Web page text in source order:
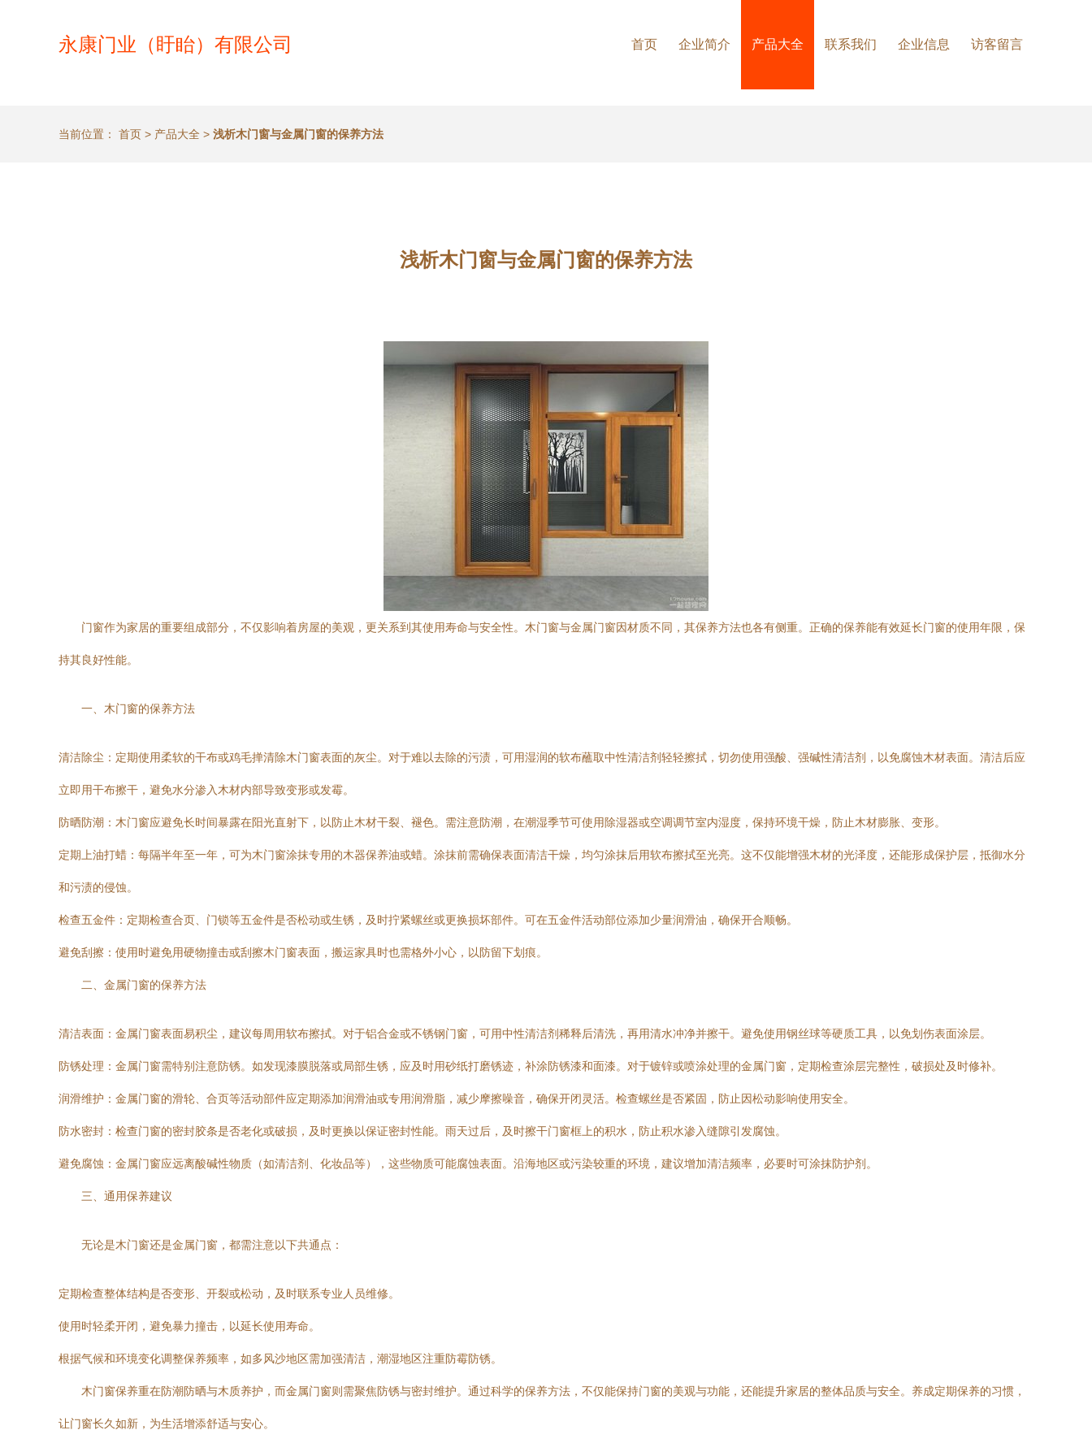
永康门业（盱眙）有限公司 首页 企业简介 产品大全 联系我们 企业信息 访客留言
当前位置： 首页 > 产品大全 > 浅析木门窗与金属门窗的保养方法
浅析木门窗与金属门窗的保养方法
门窗作为家居的重要组成部分，不仅影响着房屋的美观，更关系到其使用寿命与安全性。木门窗与金属门窗因材质不同，其保养方法也各有侧重。正确的保养能有效延长门窗的使用年限，保
持其良好性能。
一、木门窗的保养方法
清洁除尘：定期使用柔软的干布或鸡毛掸清除木门窗表面的灰尘。对于难以去除的污渍，可用湿润的软布蘸取中性清洁剂轻轻擦拭，切勿使用强酸、强碱性清洁剂，以免腐蚀木材表面。清洁后应
立即用干布擦干，避免水分渗入木材内部导致变形或发霉。
防晒防潮：木门窗应避免长时间暴露在阳光直射下，以防止木材干裂、褪色。需注意防潮，在潮湿季节可使用除湿器或空调调节室内湿度，保持环境干燥，防止木材膨胀、变形。
定期上油打蜡：每隔半年至一年，可为木门窗涂抹专用的木器保养油或蜡。涂抹前需确保表面清洁干燥，均匀涂抹后用软布擦拭至光亮。这不仅能增强木材的光泽度，还能形成保护层，抵御水分
和污渍的侵蚀。
检查五金件：定期检查合页、门锁等五金件是否松动或生锈，及时拧紧螺丝或更换损坏部件。可在五金件活动部位添加少量润滑油，确保开合顺畅。
避免刮擦：使用时避免用硬物撞击或刮擦木门窗表面，搬运家具时也需格外小心，以防留下划痕。
二、金属门窗的保养方法
清洁表面：金属门窗表面易积尘，建议每周用软布擦拭。对于铝合金或不锈钢门窗，可用中性清洁剂稀释后清洗，再用清水冲净并擦干。避免使用钢丝球等硬质工具，以免划伤表面涂层。
防锈处理：金属门窗需特别注意防锈。如发现漆膜脱落或局部生锈，应及时用砂纸打磨锈迹，补涂防锈漆和面漆。对于镀锌或喷涂处理的金属门窗，定期检查涂层完整性，破损处及时修补。
润滑维护：金属门窗的滑轮、合页等活动部件应定期添加润滑油或专用润滑脂，减少摩擦噪音，确保开闭灵活。检查螺丝是否紧固，防止因松动影响使用安全。
防水密封：检查门窗的密封胶条是否老化或破损，及时更换以保证密封性能。雨天过后，及时擦干门窗框上的积水，防止积水渗入缝隙引发腐蚀。
避免腐蚀：金属门窗应远离酸碱性物质（如清洁剂、化妆品等），这些物质可能腐蚀表面。沿海地区或污染较重的环境，建议增加清洁频率，必要时可涂抹防护剂。
三、通用保养建议
无论是木门窗还是金属门窗，都需注意以下共通点：
定期检查整体结构是否变形、开裂或松动，及时联系专业人员维修。
使用时轻柔开闭，避免暴力撞击，以延长使用寿命。
根据气候和环境变化调整保养频率，如多风沙地区需加强清洁，潮湿地区注重防霉防锈。
木门窗保养重在防潮防晒与木质养护，而金属门窗则需聚焦防锈与密封维护。通过科学的保养方法，不仅能保持门窗的美观与功能，还能提升家居的整体品质与安全。养成定期保养的习惯，
让门窗长久如新，为生活增添舒适与安心。